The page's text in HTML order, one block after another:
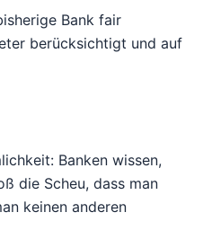
Bank fair
berücksichtigt und auf
Banken wissen,
die Scheu, dass man
keinen anderen